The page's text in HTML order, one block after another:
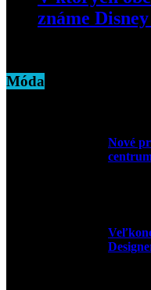
známe
Móda
Nové